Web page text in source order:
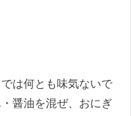
は何とも味気ないで
醤油を混ぜ、おにぎ